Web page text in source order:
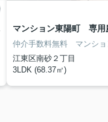
江東区南砂２丁目
3LDK (68.37㎡)